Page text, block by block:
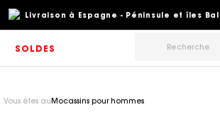
Livraison à Espagne - Péninsule et îles
SOLDES
Vous êtes auMocassins pour hommes